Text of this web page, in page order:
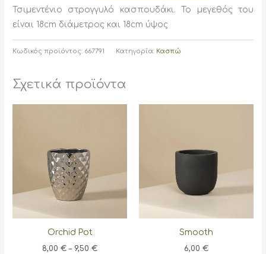
Medium
ποσότητα
Τσιμεντένιο στρογγυλό κασπουδάκι. Το μεγεθός του
είναι 18cm διάμετρος και 18cm ύψος
Κωδικός προϊόντος: 667791 Κατηγορία: Κασπώ
Σχετικά προϊόντα
Orchid Pot
8,00€ – 9,50€Price
Smooth
6,00 €